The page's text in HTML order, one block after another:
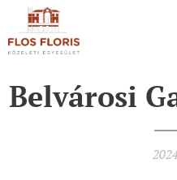
Belvárosi